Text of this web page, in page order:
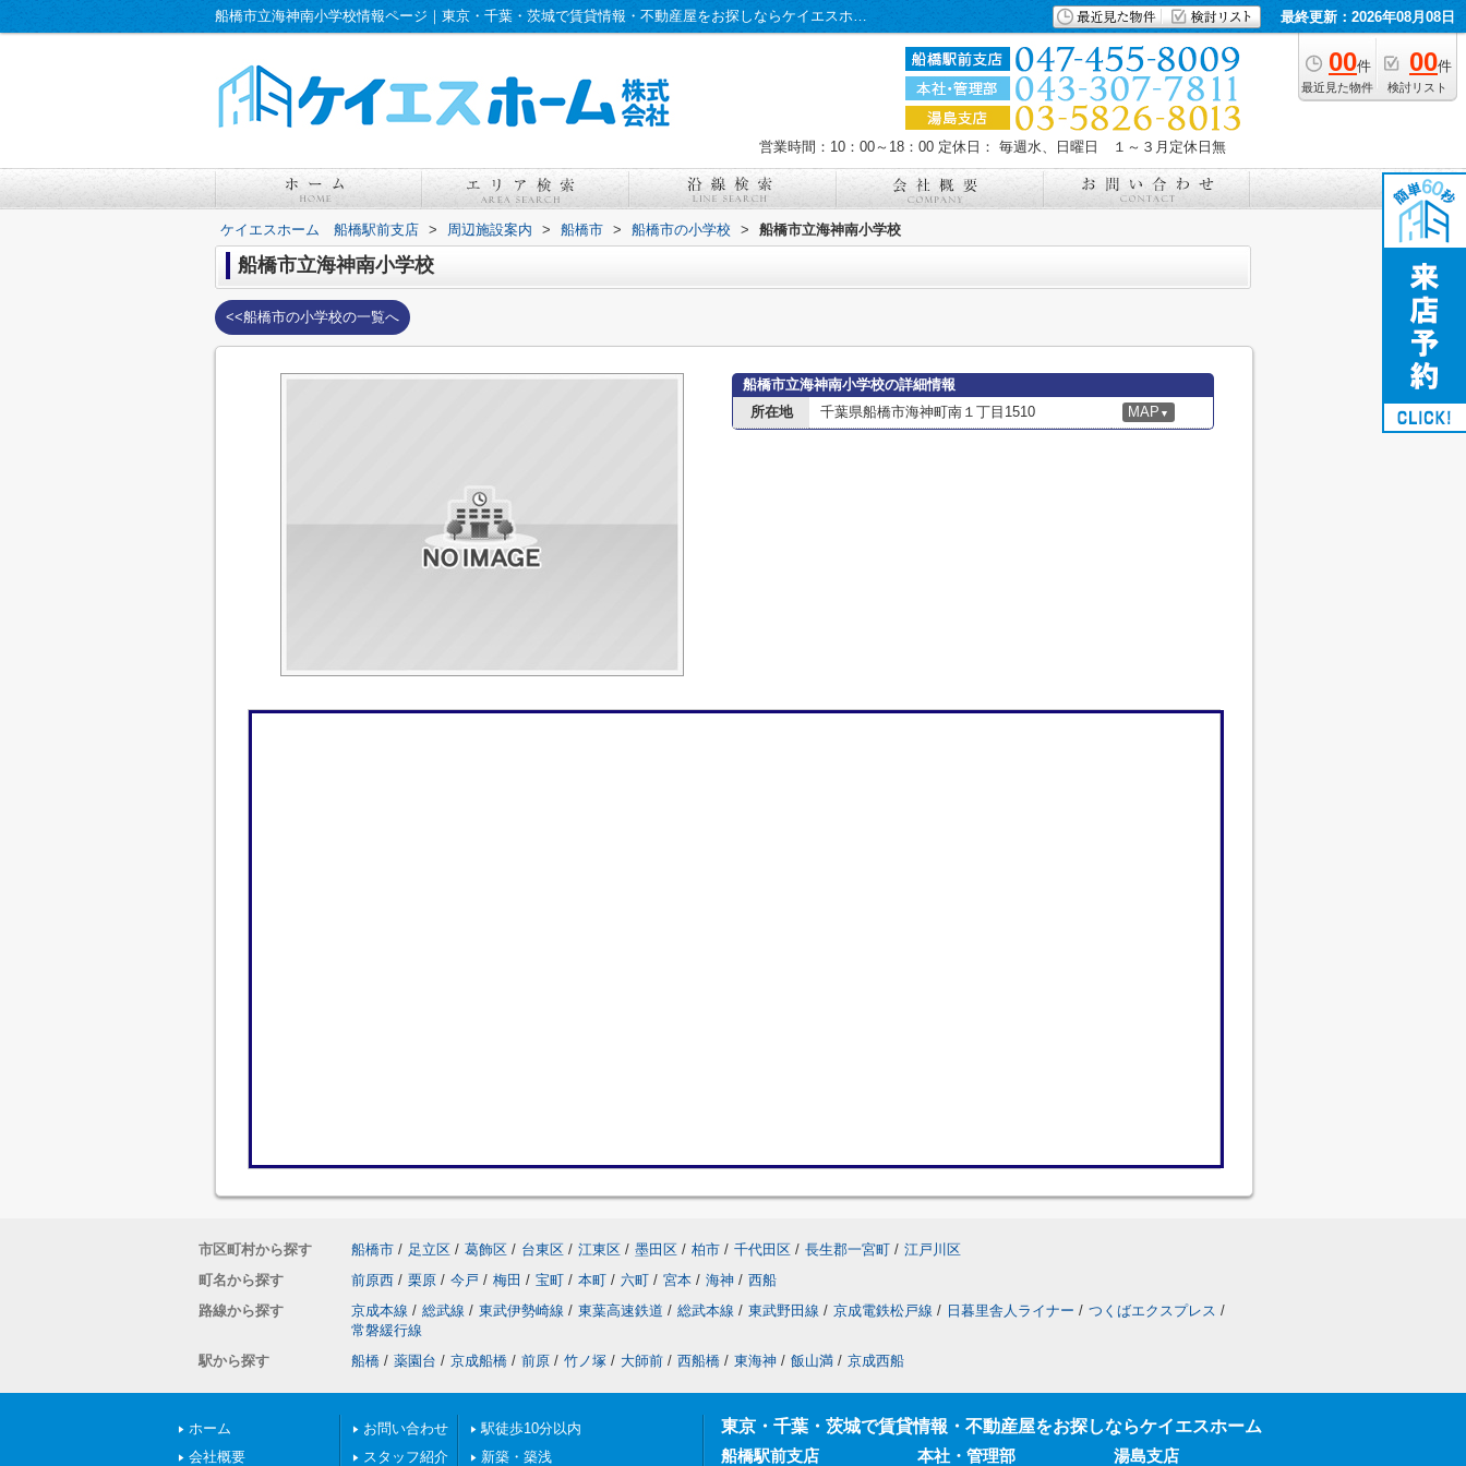
船橋市立海神南小学校情報ページ｜東京・千葉・茨城で賃貸情報・不動産屋をお探しならケイエスホーム 最終更新：2026年08月08日
00件
最近見た物件
00件
検討リスト
営業時間：10：00～18：00 定休日： 毎週水、日曜日 １～３月定休日無
ケイエスホーム 船橋駅前支店 > 周辺施設案内 > 船橋市 > 船橋市の小学校 > 船橋市立海神南小学校
船橋市立海神南小学校
<<船橋市の小学校の一覧へ
船橋市立海神南小学校の詳細情報
所在地
千葉県船橋市海神町南１丁目1510 MAP ▼
市区町村から探す 船橋市 / 足立区 / 葛飾区 / 台東区 / 江東区 / 墨田区 / 柏市 / 千代田区 / 長生郡一宮町 / 江戸川区
町名から探す
前原西 / 栗原 / 今戸 / 梅田 / 宝町 / 本町 / 六町 / 宮本 / 海神 / 西船
路線から探す
京成本線 / 総武線 / 東武伊勢崎線 / 東葉高速鉄道 / 総武本線 / 東武野田線 / 京成電鉄松戸線 / 日暮里舎人ライナー / つくばエクスプレス /
常磐緩行線
駅から探す
船橋 / 薬園台 / 京成船橋 / 前原 / 竹ノ塚 / 大師前 / 西船橋 / 東海神 / 飯山満 / 京成西船
ホーム
会社概要
お問い合わせ
スタッフ紹介
駅徒歩10分以内
新築・築浅
東京・千葉・茨城で賃貸情報・不動産屋をお探しならケイエスホーム
船橋駅前支店
本社・管理部 湯島支店